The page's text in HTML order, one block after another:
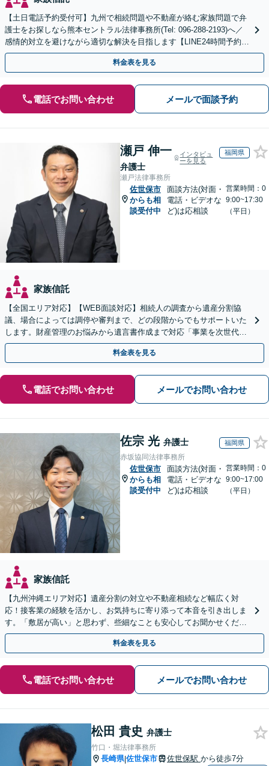
【土日電話予約受付可】九州で相続問題や不動産が絡む家族問題で弁
護士をお探しなら熊本セントラル法律事務所(Tel: 096-288-2193)へ／
感情的対立を避けながら適切な解決を目指します【LINE24時間予約受
付可】【休日・夜間相談可】
料金表を見る
電話でお問い合わせ メールで面談予約
瀬戸 伸一
弁護士
インタビュ
ーを見る
福岡県
瀬戸法律事務所
佐世保市
からも相
談受付中
面談方法(対面・
電話・ビデオな
ど)は応相談
営業時間：0
9:00~17:30
（平日）
家族信託
【全国エリア対応】【WEB面談対応】相続人の調査から遺産分割協
議、場合によっては調停や審判まで、どの段階からでもサポートいた
します。財産管理のお悩みから遺言書作成まで対応「事業を次世代に
引き継ぐ安心の事業承継をサポート」【完全個室相談】
料金表を見る
電話でお問い合わせ メールでお問い合わせ
佐宗 光 弁護士 福岡県
赤坂協同法律事務所
佐世保市
からも相
談受付中
面談方法(対面・
電話・ビデオな
ど)は応相談
営業時間：0
9:00~17:00
（平日）
家族信託
【九州沖縄エリア対応】遺産分割の対立や不動産相続など幅広く対
応！接客業の経験を活かし、お気持ちに寄り添って本音を引き出しま
す。「敷居が高い」と思わず、些細なことも安心してお聞かせくださ
い【初回相談無料】【夜間・休日相談可】
料金表を見る
電話でお問い合わせ メールでお問い合わせ
松田 貴史 弁護士
竹口・堀法律事務所
長崎県|佐世保市 佐世保駅 から徒歩7分